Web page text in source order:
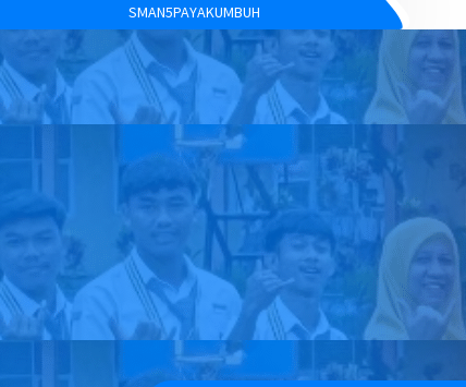
SMAN5PAYAKUMBUH